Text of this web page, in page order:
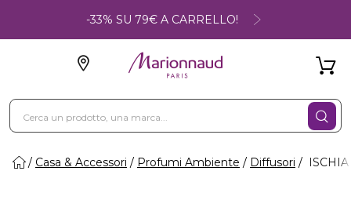
-33% SU 79€ A CARRELLO!
Casa & Accessori Profumi Ambiente Diffusori